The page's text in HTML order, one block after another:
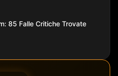
85 Falle Critiche Trovate